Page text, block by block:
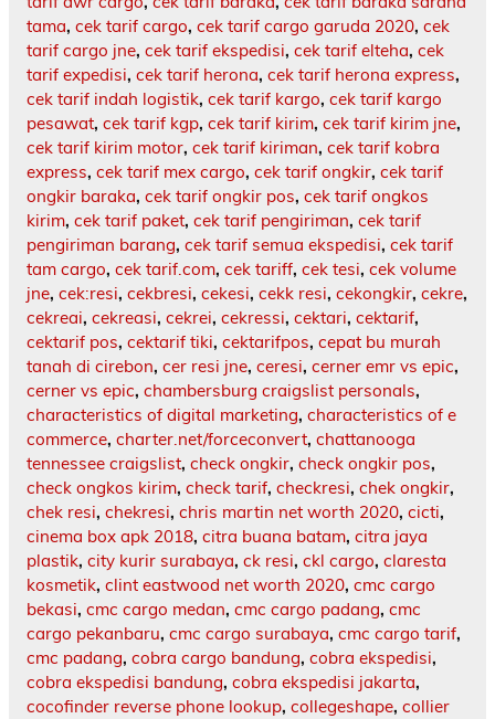
tama, cek tarif cargo, cek tarif cargo garuda 2020, cek
tarif cargo jne, cek tarif ekspedisi, cek tarif elteha, cek
tarif expedisi, cek tarif herona, cek tarif herona express,
cek tarif indah logistik, cek tarif kargo, cek tarif kargo
pesawat, cek tarif kgp, cek tarif kirim, cek tarif kirim jne,
cek tarif kirim motor, cek tarif kiriman, cek tarif kobra
express, cek tarif mex cargo, cek tarif ongkir, cek tarif
ongkir baraka, cek tarif ongkir pos, cek tarif ongkos
kirim, cek tarif paket, cek tarif pengiriman, cek tarif
pengiriman barang, cek tarif semua ekspedisi, cek tarif
tam cargo, cek tarif.com, cek tariff, cek tesi, cek volume
jne, cek:resi, cekbresi, cekesi, cekk resi, cekongkir, cekre,
cekreai, cekreasi, cekrei, cekressi, cektari, cektarif,
cektarif pos, cektarif tiki, cektarifpos, cepat bu murah
tanah di cirebon, cer resi jne, ceresi, cerner emr vs epic,
cerner vs epic, chambersburg craigslist personals,
characteristics of digital marketing, characteristics of e
commerce, charter.net/forceconvert, chattanooga
tennessee craigslist, check ongkir, check ongkir pos,
check ongkos kirim, check tarif, checkresi, chek ongkir,
chek resi, chekresi, chris martin net worth 2020, cicti,
cinema box apk 2018, citra buana batam, citra jaya
plastik, city kurir surabaya, ck resi, ckl cargo, claresta
kosmetik, clint eastwood net worth 2020, cmc cargo
bekasi, cmc cargo medan, cmc cargo padang, cmc
cargo pekanbaru, cmc cargo surabaya, cmc cargo tarif,
cmc padang, cobra cargo bandung, cobra ekspedisi,
cobra ekspedisi bandung, cobra ekspedisi jakarta,
cocofinder reverse phone lookup, collegeshape, collier